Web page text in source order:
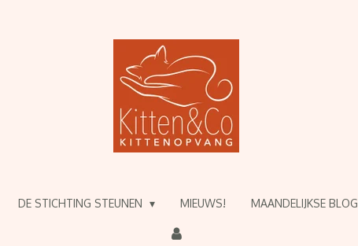
DE STICHTING STEUNEN MIEUWS! MAANDELIJKSE BLOG